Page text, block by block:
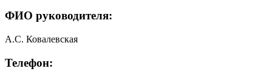
ФИО руководителя:
А.С. Ковалевская
Телефон: